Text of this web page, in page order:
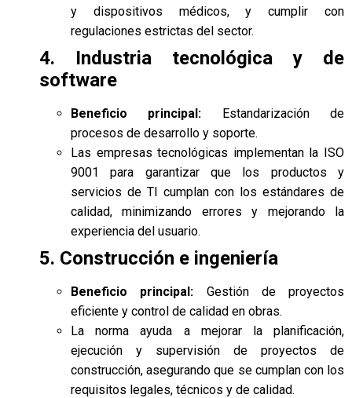
y dispositivos médicos, y cumplir con
regulaciones estrictas del sector.
4. Industria tecnológica y de
software
Beneficio principal: Estandarización de
procesos de desarrollo y soporte.
Las empresas tecnológicas implementan la ISO
9001 para garantizar que los productos y
servicios de TI cumplan con los estándares de
calidad, minimizando errores y mejorando la
experiencia del usuario.
5. Construcción e ingeniería
Beneficio principal: Gestión de proyectos
eficiente y control de calidad en obras.
La norma ayuda a mejorar la planificación,
ejecución y supervisión de proyectos de
construcción, asegurando que se cumplan con los
requisitos legales, técnicos y de calidad.